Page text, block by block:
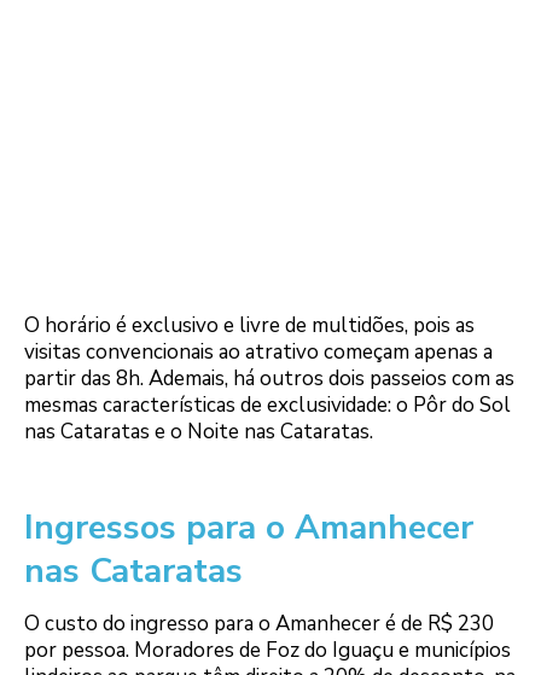
O horário é exclusivo e livre de multidões, pois as
visitas convencionais ao atrativo começam apenas a
partir das 8h. Ademais, há outros dois passeios com as
mesmas características de exclusividade: o Pôr do Sol
nas Cataratas e o Noite nas Cataratas.
Ingressos para o Amanhecer
nas Cataratas
O custo do ingresso para o Amanhecer é de R$ 230
por pessoa. Moradores de Foz do Iguaçu e municípios